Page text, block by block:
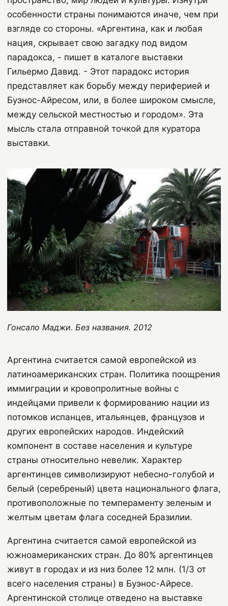
особенности страны понимаются иначе, чем при
взгляде со стороны. «Аргентина, как и любая
нация, скрывает свою загадку под видом
парадокса, - пишет в каталоге выставки
Гильермо Давид. - Этот парадокс история
представляет как борьбу между периферией и
Буэнос-Айресом, или, в более широком смысле,
между сельской местностью и городом». Эта
мысль стала отправной точкой для куратора
выставки.
Гонсало Маджи. Без названия. 2012
Аргентина считается самой европейской из
латиноамериканских стран. Политика поощрения
иммиграции и кровопролитные войны с
индейцами привели к формированию нации из
потомков испанцев, итальянцев, французов и
других европейских народов. Индейский
компонент в составе населения и культуре
страны относительно невелик. Характер
аргентинцев символизируют небесно-голубой и
белый (серебреный) цвета национального флага,
противоположные по темпераменту зеленым и
желтым цветам флага соседней Бразилии.
Аргентина считается самой европейской из
южноамериканских стран. До 80% аргентинцев
живут в городах и из низ более 12 млн. (1/3 от
всего населения страны) в Буэнос-Айресе.
Аргентинской столице отведено на выставке